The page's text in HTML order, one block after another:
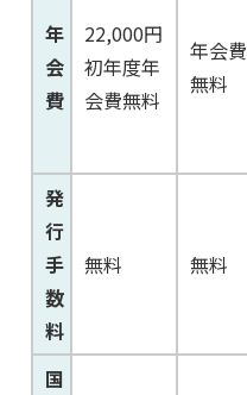
年
会
費
22,000円
初年度年
会費無料
年会費
無料
発
行
手
数
料
無料 無料
国